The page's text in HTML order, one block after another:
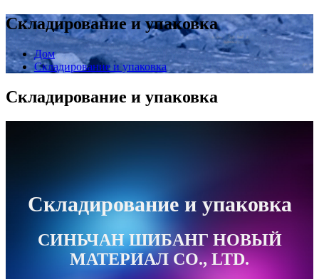
Складирование и упаковка
Дом
Складирование и упаковка
Складирование и упаковка
Складирование и упаковка
СИНЬЧАН ШИБАНГ НОВЫЙ
МАТЕРИАЛ CO., LTD.